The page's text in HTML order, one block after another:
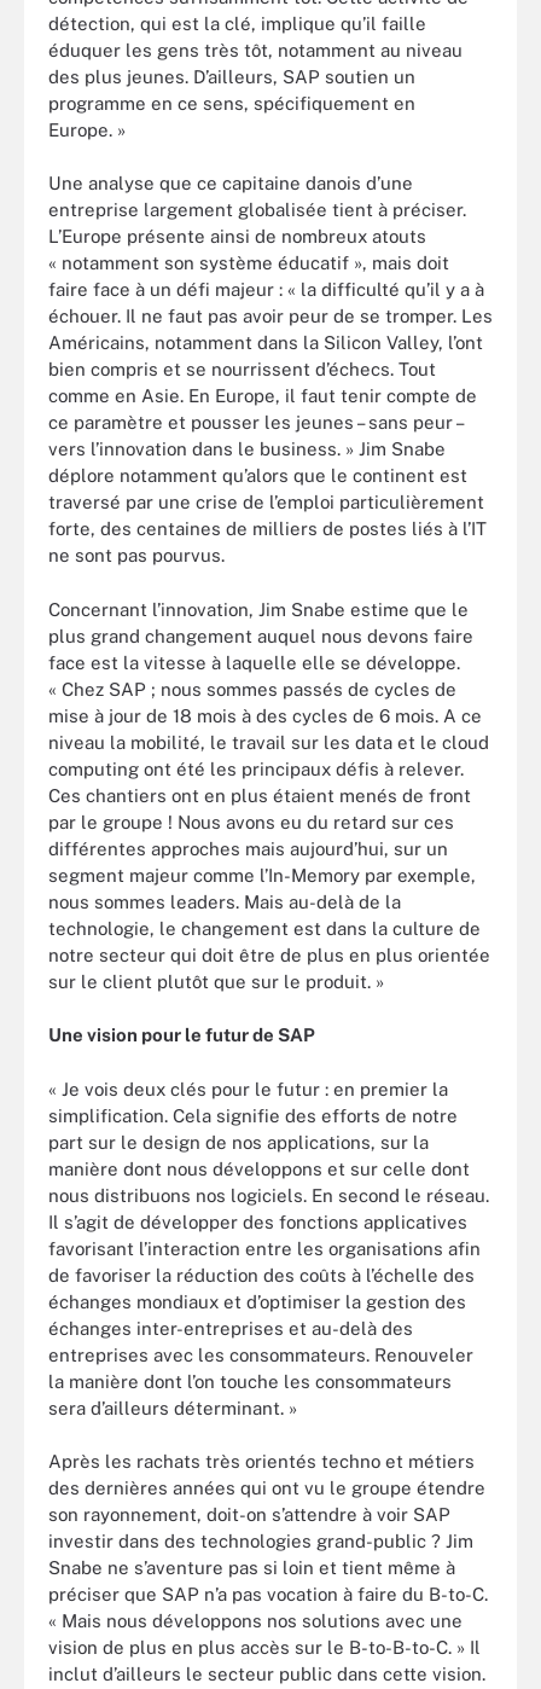
détection, qui est la clé, implique qu’il faille
éduquer les gens très tôt, notamment au niveau
des plus jeunes. D’ailleurs, SAP soutien un
programme en ce sens, spécifiquement en
Europe. »
Une analyse que ce capitaine danois d’une
entreprise largement globalisée tient à préciser.
L’Europe présente ainsi de nombreux atouts
« notamment son système éducatif », mais doit
faire face à un défi majeur : « la difficulté qu’il y a à
échouer. Il ne faut pas avoir peur de se tromper. Les
Américains, notamment dans la Silicon Valley, l’ont
bien compris et se nourrissent d’échecs. Tout
comme en Asie. En Europe, il faut tenir compte de
ce paramètre et pousser les jeunes – sans peur –
vers l’innovation dans le business. » Jim Snabe
déplore notamment qu’alors que le continent est
traversé par une crise de l’emploi particulièrement
forte, des centaines de milliers de postes liés à l’IT
ne sont pas pourvus.
Concernant l’innovation, Jim Snabe estime que le
plus grand changement auquel nous devons faire
face est la vitesse à laquelle elle se développe.
« Chez SAP ; nous sommes passés de cycles de
mise à jour de 18 mois à des cycles de 6 mois. A ce
niveau la mobilité, le travail sur les data et le cloud
computing ont été les principaux défis à relever.
Ces chantiers ont en plus étaient menés de front
par le groupe ! Nous avons eu du retard sur ces
différentes approches mais aujourd’hui, sur un
segment majeur comme l’In-Memory par exemple,
nous sommes leaders. Mais au-delà de la
technologie, le changement est dans la culture de
notre secteur qui doit être de plus en plus orientée
sur le client plutôt que sur le produit. »
Une vision pour le futur de SAP
« Je vois deux clés pour le futur : en premier la
simplification. Cela signifie des efforts de notre
part sur le design de nos applications, sur la
manière dont nous développons et sur celle dont
nous distribuons nos logiciels. En second le réseau.
Il s’agit de développer des fonctions applicatives
favorisant l’interaction entre les organisations afin
de favoriser la réduction des coûts à l’échelle des
échanges mondiaux et d’optimiser la gestion des
échanges inter-entreprises et au-delà des
entreprises avec les consommateurs. Renouveler
la manière dont l’on touche les consommateurs
sera d’ailleurs déterminant. »
Après les rachats très orientés techno et métiers
des dernières années qui ont vu le groupe étendre
son rayonnement, doit-on s’attendre à voir SAP
investir dans des technologies grand-public ? Jim
Snabe ne s’aventure pas si loin et tient même à
préciser que SAP n’a pas vocation à faire du B-to-C.
« Mais nous développons nos solutions avec une
vision de plus en plus accès sur le B-to-B-to-C. » Il
inclut d’ailleurs le secteur public dans cette vision.